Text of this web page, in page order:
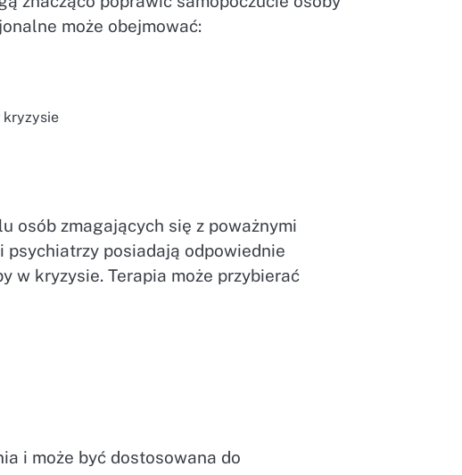
może obejmować:
kryzysie
osób zmagających się z poważnymi
psychiatrzy posiadają odpowiednie
w kryzysie. Terapia może przybierać
i może być dostosowana do